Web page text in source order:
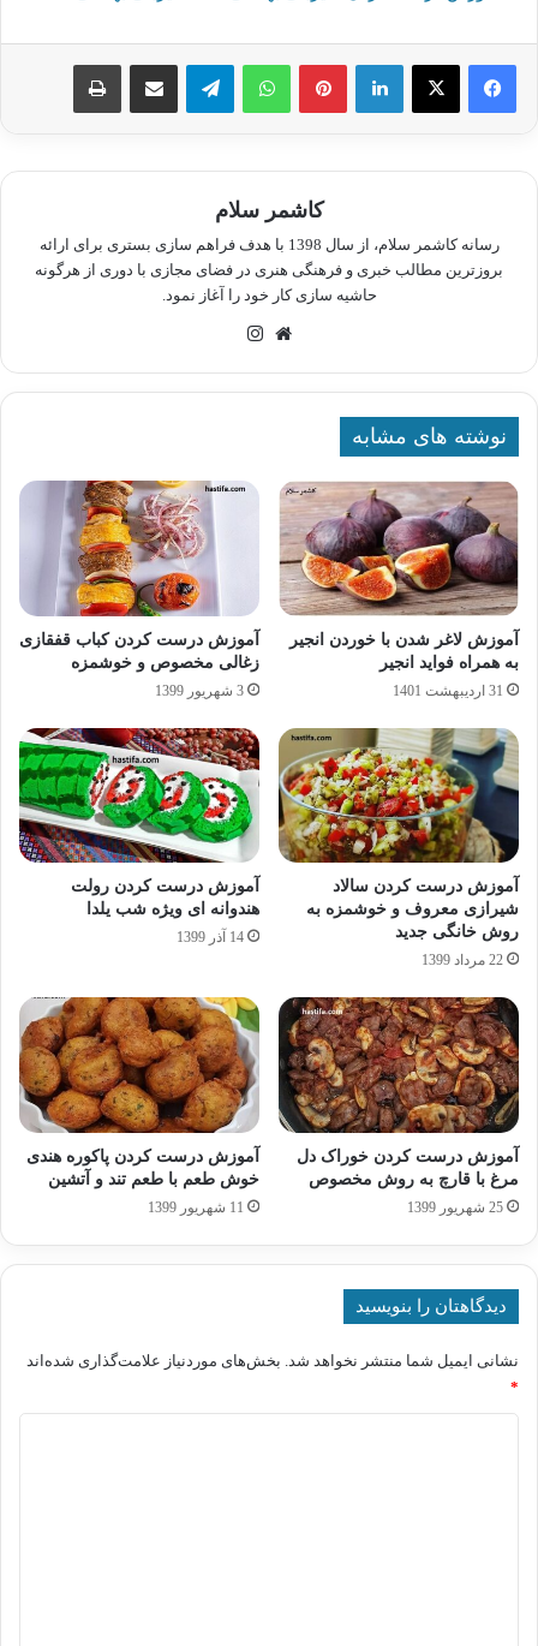
لینکدین پینترستواتس آپ تلگرام اشتراک گذاری از طریق ایمیل چاپ
کاشمر سلام
رسانه کاشمر سلام، از سال 1398 با هدف فراهم سازی بستری برای ارائه
بروزترین مطالب خبری و فرهنگی هنری در فضای مجازی با دوری از هرگونه
حاشیه سازی کار خود را آغاز نمود.
وبسایت
نوشته های مشابه
آموزش لاغر شدن با خوردن انجیر
به همراه فواید انجیر
31 اردیبهشت 1401
آموزش درست کردن کباب قفقازی
زغالی مخصوص و خوشمزه
3 شهریور 1399
آموزش درست کردن سالاد
شیرازی معروف و خوشمزه به
روش خانگی جدید
22 مرداد 1399
آموزش درست کردن رولت
هندوانه ای ویژه شب یلدا
14 آذر 1399
آموزش درست کردن خوراک دل
مرغ با قارچ به روش مخصوص
25 شهریور 1399
آموزش درست کردن پاکوره هندی
خوش طعم با طعم تند و آتشین
11 شهریور 1399
دیدگاهتان را بنویسید
نشانی ایمیل شما منتشر نخواهد شد. بخش‌های موردنیاز علامت‌گذاری شده‌اند
*